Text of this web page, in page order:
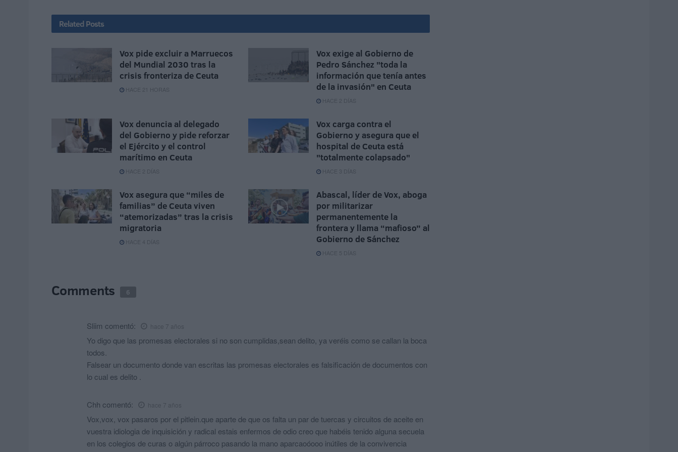
Related Posts
Vox pide excluir a Marruecos
del Mundial 2030 tras la
crisis fronteriza de Ceuta
HACE 21 HORAS
Vox exige al Gobierno de
Pedro Sánchez "toda la
información que tenía antes
de la invasión" en Ceuta
HACE 2 DÍAS
Vox denuncia al delegado
del Gobierno y pide reforzar
el Ejército y el control
marítimo en Ceuta
HACE 2 DÍAS
Vox carga contra el
Gobierno y asegura que el
hospital de Ceuta está
"totalmente colapsado"
HACE 3 DÍAS
Vox asegura que “miles de
familias” de Ceuta viven
“atemorizadas” tras la crisis
migratoria
HACE 4 DÍAS
Abascal, líder de Vox, aboga
por militarizar
permanentemente la
frontera y llama “mafioso” al
Gobierno de Sánchez
HACE 5 DÍAS
Comments 6
Sliim comentó: hace 7 años
Yo digo que las promesas electorales si no son cumplidas,sean delito, ya veréis como se callan la boca
todos.
Falsear un documento donde van escritas las promesas electorales es falsificación de documentos con
lo cual es delito .
Chh comentó: hace 7 años
Vox,vox, vox pasaros por el pitlein.que aparte de que os falta un par de tuercas y circuitos de aceite en
vuestra idiologia de inquisición y radical estais enfermos de odio creo que habéis tenido alguna secuela
en los colegios de curas o algún párroco pasando la mano aparcaoóooo inútiles de la convivencia